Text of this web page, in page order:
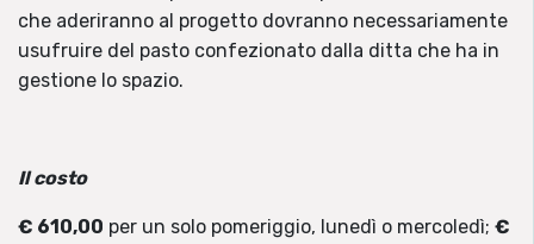
che aderiranno al progetto dovranno necessariamente
usufruire del pasto confezionato dalla ditta che ha in
gestione lo spazio.
Il costo
€ 610,00 per un solo pomeriggio, lunedì o mercoledì; €